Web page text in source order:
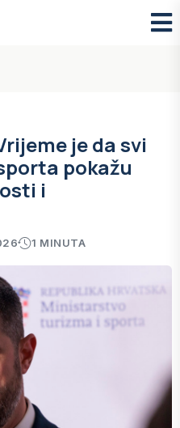
je da svi
pokažu
i
1 MINUTA